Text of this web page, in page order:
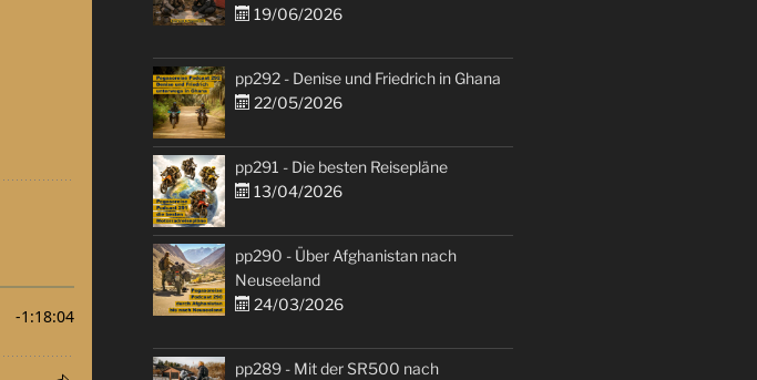
19/06/2026
pp292 - Denise und Friedrich in Ghana
22/05/2026
pp291 - Die besten Reisepläne
13/04/2026
pp290 - Über Afghanistan nach
Neuseeland
24/03/2026
pp289 - Mit der SR500 nach